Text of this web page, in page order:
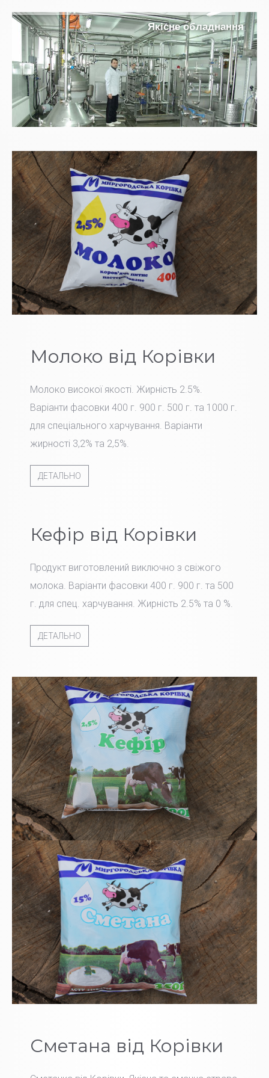
Якісне обладнання
Молоко від Корівки
Молоко високої якості. Жирність 2.5%.
Варіанти фасовки 400 г. 900 г. 500 г. та 1000 г.
для спеціального харчування. Варіанти
жирності 3,2% та 2,5%.
ДЕТАЛЬНО
Кефір від Корівки
Продукт виготовлений виключно з свіжого
молока. Варіанти фасовки 400 г. 900 г. та 500
г. для спец. харчування. Жирність 2.5% та 0 %.
ДЕТАЛЬНО
Сметана від Корівки